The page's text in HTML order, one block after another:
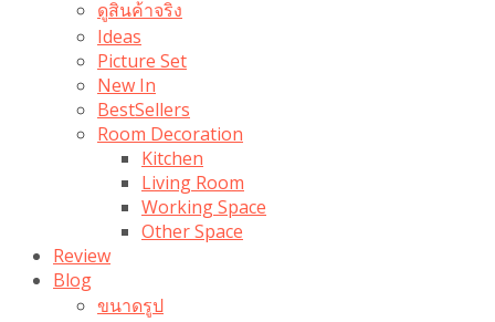
ดูสินค้าจริง
Ideas
Picture Set
New In
BestSellers
Room Decoration
Kitchen
Living Room
Working Space
Other Space
Review
Blog
ขนาดรูป